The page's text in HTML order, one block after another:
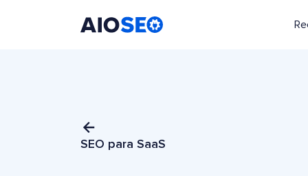
SEO para SaaS